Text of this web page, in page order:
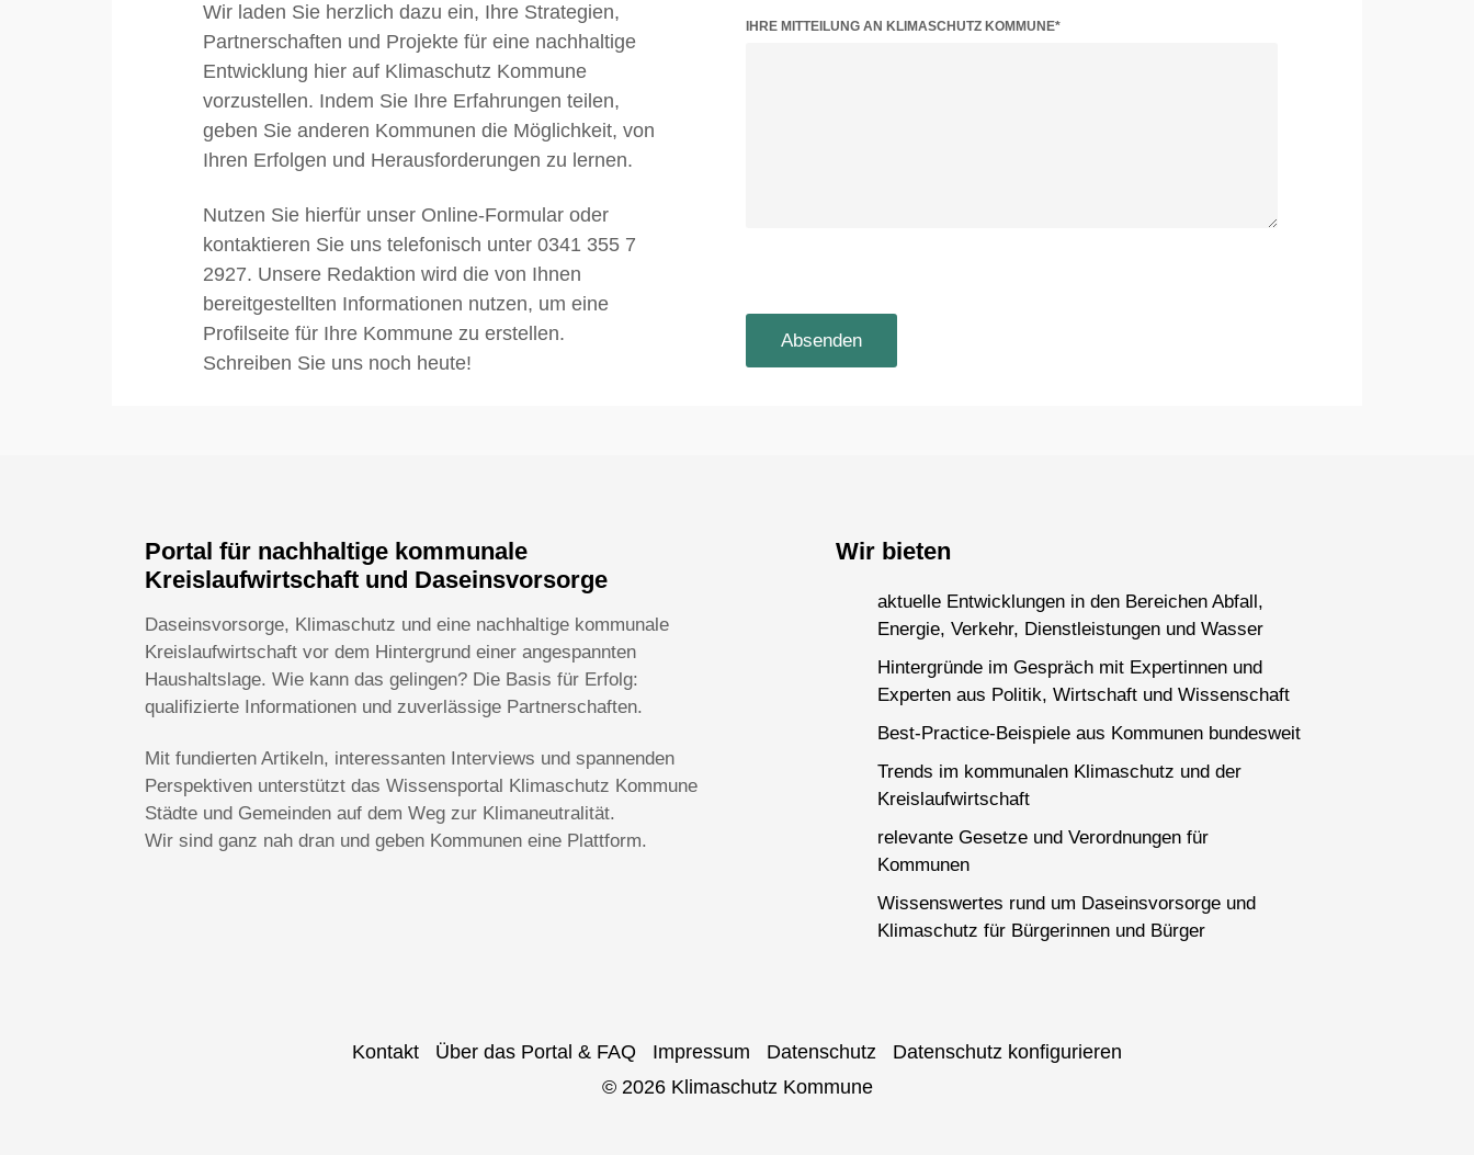
Wir laden Sie herzlich dazu ein, Ihre Strategien,
Partnerschaften und Projekte für eine nachhaltige
Entwicklung hier auf Klimaschutz Kommune
vorzustellen. Indem Sie Ihre Erfahrungen teilen,
geben Sie anderen Kommunen die Möglichkeit, von
Ihren Erfolgen und Herausforderungen zu lernen.
Nutzen Sie hierfür unser Online-Formular oder
kontaktieren Sie uns telefonisch unter 0341 355 7
2927. Unsere Redaktion wird die von Ihnen
bereitgestellten Informationen nutzen, um eine
Profilseite für Ihre Kommune zu erstellen.
Schreiben Sie uns noch heute!
BITTE LASSE DIESES FELD LEER.
IHRE MITTEILUNG AN KLIMASCHUTZ KOMMUNE*
Portal für nachhaltige kommunale
Kreislaufwirtschaft und Daseinsvorsorge
Daseinsvorsorge, Klimaschutz und eine nachhaltige kommunale
Kreislaufwirtschaft vor dem Hintergrund einer angespannten
Haushaltslage. Wie kann das gelingen? Die Basis für Erfolg:
qualifizierte Informationen und zuverlässige Partnerschaften.
Mit fundierten Artikeln, interessanten Interviews und spannenden
Perspektiven unterstützt das Wissensportal Klimaschutz Kommune
Städte und Gemeinden auf dem Weg zur Klimaneutralität.
Wir sind ganz nah dran und geben Kommunen eine Plattform.
Wir bieten
aktuelle Entwicklungen in den Bereichen Abfall,
Energie, Verkehr, Dienstleistungen und Wasser
Hintergründe im Gespräch mit Expertinnen und
Experten aus Politik, Wirtschaft und Wissenschaft
Best-Practice-Beispiele aus Kommunen bundesweit
Trends im kommunalen Klimaschutz und der
Kreislaufwirtschaft
relevante Gesetze und Verordnungen für
Kommunen
Wissenswertes rund um Daseinsvorsorge und
Klimaschutz für Bürgerinnen und Bürger
Kontakt Über das Portal & FAQ Impressum Datenschutz
Datenschutz konfigurieren
© 2026 Klimaschutz Kommune